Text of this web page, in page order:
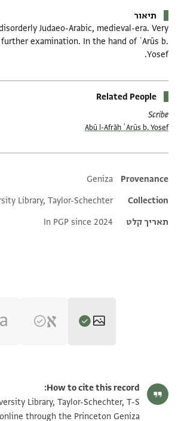
תיאור
Judaeo-Arabic, medieval-era. Very
examination. In the hand of ʿArūs b.
Yosef.
Related People
Scribe
Abū l-Afrāḥ ʿArūs b. Yosef
Additional metadata
Provenance
Geniza
Collection
Library, Taylor-Schechter
תאריך קלט
In PGP since 2024
T-S Ar.35.340 1v
How to cite this record:
Library, Taylor-Schechter, T-S
online through the Princeton Geniza